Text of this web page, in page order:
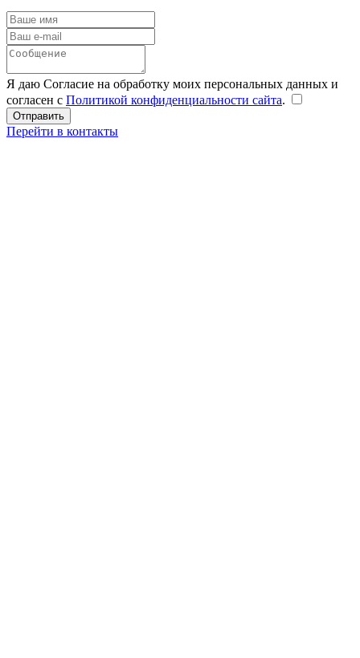
Я даю Согласие на обработку моих персональных данных и
согласен с Политикой конфиденциальности сайта.
Перейти в контакты